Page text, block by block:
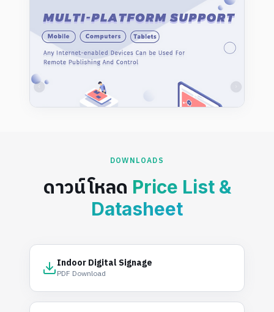
DOWNLOADS
ดาวน์โหลด Price List &
Datasheet
Indoor Digital Signage
PDF Download